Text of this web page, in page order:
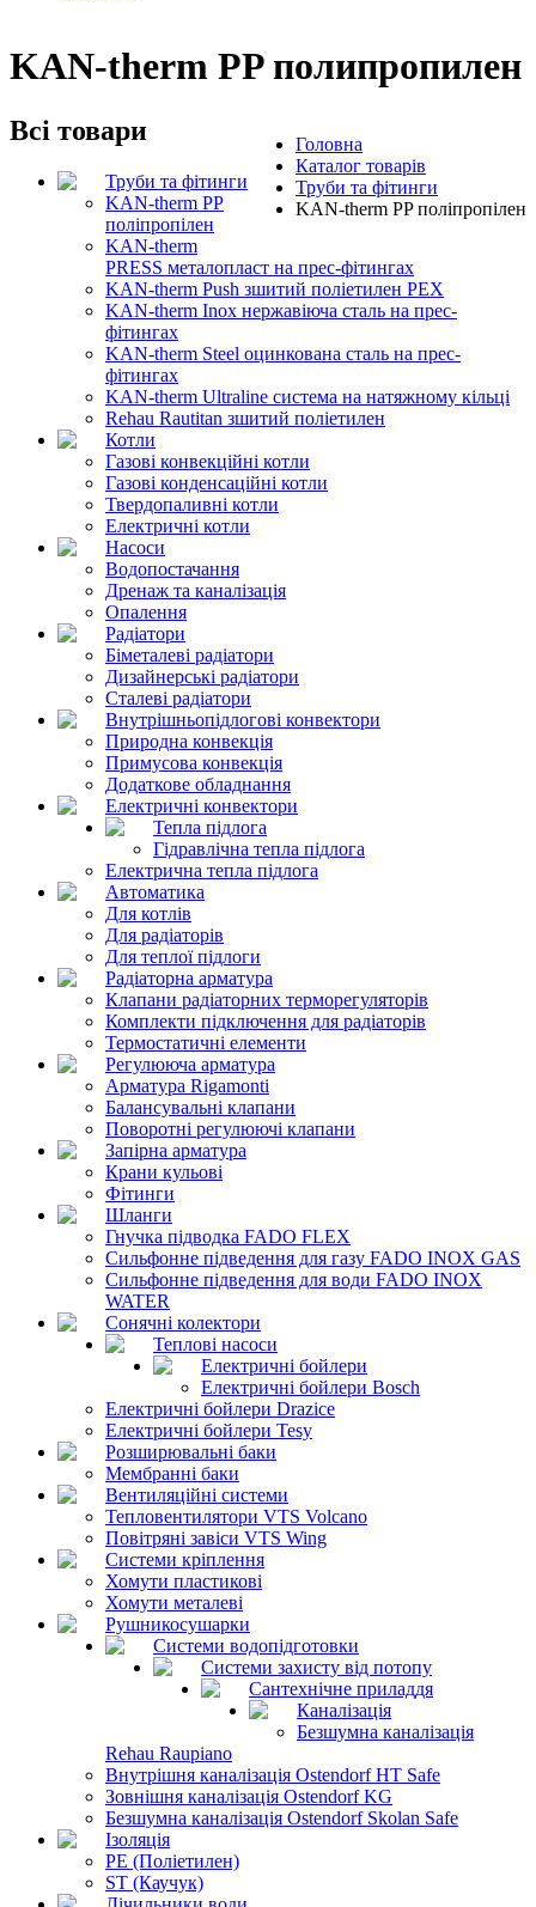
KAN-therm PP полипропилен
Головна
Каталог товарів
Труби та фітинги
KAN-therm PP поліпропілен
Всі товари
Труби та фітинги
KAN-therm PP
поліпропілен
KAN-therm
PRESS металопласт на прес-фітингах
KAN-therm Push зшитий поліетилен PEX
KAN-therm Inox нержавіюча сталь на прес-
фітингах
KAN-therm Steel оцинкована сталь на прес-
фітингах
KAN-therm Ultraline система на натяжному кільці
Rehau Rautitan зшитий поліетилен
Котли
Газові конвекційні котли
Газові конденсаційні котли
Твердопаливні котли
Електричні котли
Насоси
Водопостачання
Дренаж та каналізація
Опалення
Радіатори
Біметалеві радіатори
Дизайнерські радіатори
Сталеві радіатори
Внутрішньопідлогові конвектори
Природна конвекція
Примусова конвекція
Додаткове обладнання
Електричні конвектори
Тепла підлога
Гідравлічна тепла підлога
Електрична тепла підлога
Автоматика
Для котлів
Для радіаторів
Для теплої підлоги
Радіаторна арматура
Клапани радіаторних терморегуляторів
Комплекти підключення для радіаторів
Термостатичні елементи
Регулююча арматура
Арматура Rigamonti
Балансувальні клапани
Поворотні регулюючі клапани
Запірна арматура
Крани кульові
Фітинги
Шланги
Гнучка підводка FADO FLEX
Сильфонне підведення для газу FADO INOX GAS
Сильфонне підведення для води FADO INOX
WATER
Сонячні колектори
Теплові насоси
Електричні бойлери
Електричні бойлери Bosch
Електричні бойлери Drazice
Електричні бойлери Tesy
Розширювальні баки
Мембранні баки
Вентиляційні системи
Тепловентилятори VTS Volcano
Повітряні завіси VTS Wing
Системи кріплення
Хомути пластикові
Хомути металеві
Рушникосушарки
Системи водопідготовки
Системи захисту від потопу
Сантехнічне приладдя
Каналізація
Безшумна каналізація
Rehau Raupiano
Внутрішня каналізація Ostendorf HT Safe
Зовнішня каналізація Ostendorf KG
Безшумна каналізація Ostendorf Skolan Safe
Ізоляція
PE (Поліетилен)
ST (Каучук)